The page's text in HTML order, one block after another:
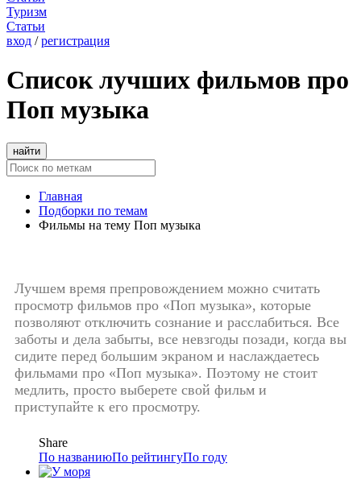
Туризм
Статьи
вход /регистрация
Список лучших фильмов про
Поп музыка
найти
Главная
Подборки по темам
Фильмы на тему Поп музыка
Лучшем время препровождением можно считать
просмотр фильмов про «Поп музыка», которые
позволяют отключить сознание и расслабиться. Все
заботы и дела забыты, все невзгоды позади, когда вы
сидите перед большим экраном и наслаждаетесь
фильмами про «Поп музыка». Поэтому не стоит
медлить, просто выберете свой фильм и
приступайте к его просмотру.
Share
По названиюПо рейтингуПо году